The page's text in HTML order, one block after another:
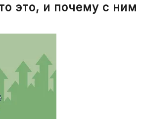
это, и почему с ним